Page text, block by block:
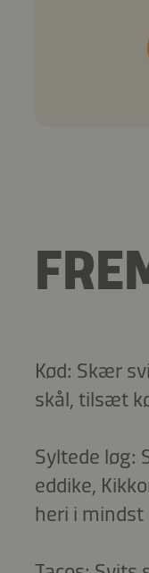
Kød: Skær
skål, tilsæt
Syltede løg:
eddike,
heri i mindst